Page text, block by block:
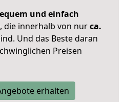
und einfach
, die innerhalb von nurca.
Und das Beste daran
Preisen
erhalten